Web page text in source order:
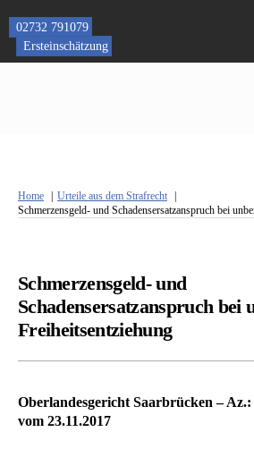
content
02732 791079
Ersteinschätzung
Home
Urteile aus dem Strafrecht
Schmerzensgeld- und Schadensersatzanspruch bei
Schmerzensgeld- und
Schadensersatzanspruch bei
Freiheitsentziehung
Oberlandesgericht Saarbrücken –
vom 23.11.2017